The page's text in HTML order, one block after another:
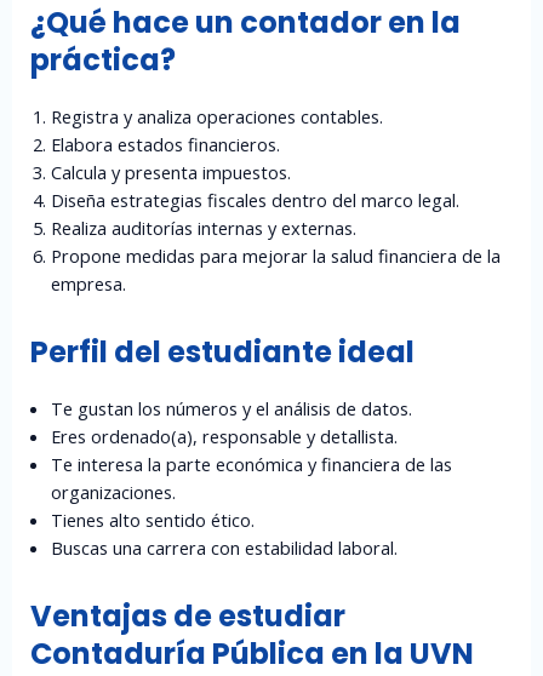
¿Qué hace un contador en la
práctica?
Registra y analiza operaciones contables.
Elabora estados financieros.
Calcula y presenta impuestos.
Diseña estrategias fiscales dentro del marco legal.
Realiza auditorías internas y externas.
Propone medidas para mejorar la salud financiera de la
empresa.
Perfil del estudiante ideal
Te gustan los números y el análisis de datos.
Eres ordenado(a), responsable y detallista.
Te interesa la parte económica y financiera de las
organizaciones.
Tienes alto sentido ético.
Buscas una carrera con estabilidad laboral.
Ventajas de estudiar
Contaduría Pública en la UVN